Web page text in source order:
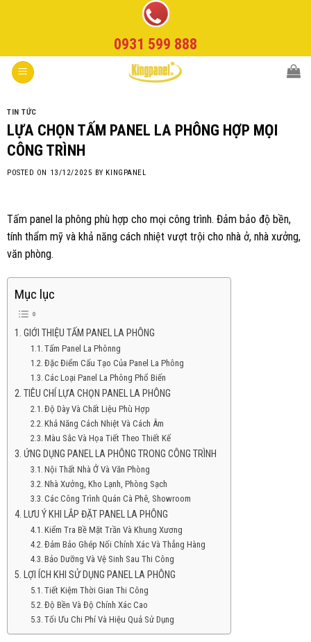
0931 599 888
TIN TỨC
LỰA CHỌN TẤM PANEL LA PHÔNG HỢP MỌI
CÔNG TRÌNH
POSTED ON 13/12/2025 BY KINGPANEL
Tấm panel la phông phù hợp cho mọi công trình. Đảm bảo độ bền,
tính thẩm mỹ và khả năng cách nhiệt vượt trội cho nhà ở, nhà xưởng,
văn phòng.
Mục lục
GIỚI THIỆU TẤM PANEL LA PHÔNG
Tấm Panel La Phônng
Đặc Điểm Cấu Tạo Của Panel La Phông
Các Loại Panel La Phông Phổ Biến
TIÊU CHÍ LỰA CHỌN PANEL LA PHÔNG
Độ Dày Và Chất Liệu Phù Hợp
Khả Năng Cách Nhiệt Và Cách Âm
Màu Sắc Và Họa Tiết Theo Thiết Kế
ỨNG DỤNG PANEL LA PHÔNG TRONG CÔNG TRÌNH
Nội Thất Nhà Ở Và Văn Phòng
Nhà Xưởng, Kho Lạnh, Phòng Sạch
Các Công Trình Quán Cà Phê, Showroom
LƯU Ý KHI LẮP ĐẶT PANEL LA PHÔNG
Kiểm Tra Bề Mặt Trần Và Khung Xương
Đảm Bảo Ghép Nối Chính Xác Và Thẳng Hàng
Bảo Dưỡng Và Vệ Sinh Sau Thi Công
LỢI ÍCH KHI SỬ DỤNG PANEL LA PHÔNG
Tiết Kiệm Thời Gian Thi Công
Độ Bền Và Độ Chính Xác Cao
Tối Ưu Chi Phí Và Hiệu Quả Sử Dụng